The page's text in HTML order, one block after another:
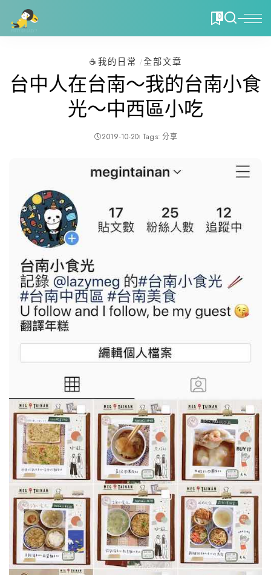
0
☕️我的日常 全部文章
台中人在台南～我的台南小食
光～中西區小吃
2019-10-20 Tags: 分享